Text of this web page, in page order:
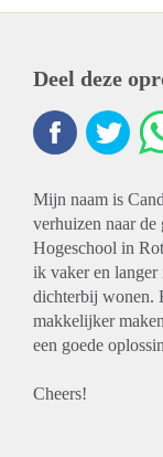
Deel deze
Mijn naam is
verhuizen naar
Hogeschool in
ik vaker en
dichterbij wonen.
makkelijker
een goede
Cheers!